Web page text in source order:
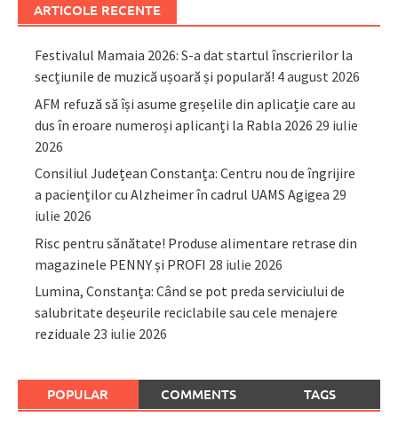
ARTICOLE RECENTE
Festivalul Mamaia 2026: S-a dat startul înscrierilor la
secțiunile de muzică ușoară și populară! 4 august 2026
AFM refuză să își asume greșelile din aplicație care au
dus în eroare numeroși aplicanți la Rabla 2026 29 iulie
2026
Consiliul Județean Constanța: Centru nou de îngrijire
a pacienților cu Alzheimer în cadrul UAMS Agigea 29
iulie 2026
Risc pentru sănătate! Produse alimentare retrase din
magazinele PENNY și PROFI 28 iulie 2026
Lumina, Constanța: Când se pot preda serviciului de
salubritate deșeurile reciclabile sau cele menajere
reziduale 23 iulie 2026
POPULAR COMMENTS TAGS